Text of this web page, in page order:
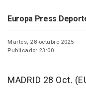
Europa Press
Martes, 28 octubre 2025
Publicado: 23:00
MADRID 28 Oct.